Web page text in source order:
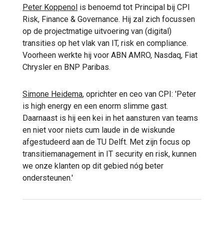
Peter Koppenol is benoemd tot Principal bij CPI
Risk, Finance & Governance. Hij zal zich focussen
op de projectmatige uitvoering van (digital)
transities op het vlak van IT, risk en compliance.
Voorheen werkte hij voor ABN AMRO, Nasdaq, Fiat
Chrysler en BNP Paribas.
Simone Heidema, oprichter en ceo van CPI: 'Peter
is high energy en een enorm slimme gast.
Daarnaast is hij een kei in het aansturen van teams
en niet voor niets cum laude in de wiskunde
afgestudeerd aan de TU Delft. Met zijn focus op
transitiemanagement in IT security en risk, kunnen
we onze klanten op dit gebied nóg beter
ondersteunen.'